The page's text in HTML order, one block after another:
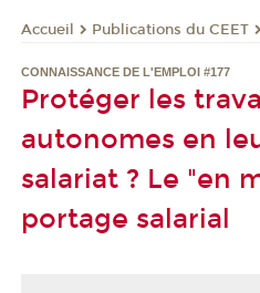
Accueil Publications du CEET
CONNAISSANCE DE L'EMPLOI #177
Protéger les
autonomes en
salariat ? Le "en
portage salarial